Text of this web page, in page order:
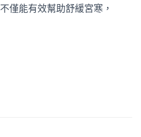
不僅能有效幫助舒緩宮寒，